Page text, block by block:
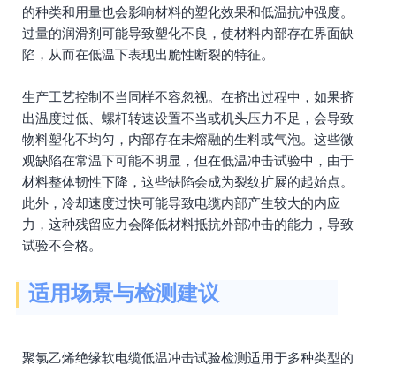
的种类和用量也会影响材料的塑化效果和低温抗冲强度。
过量的润滑剂可能导致塑化不良，使材料内部存在界面缺
陷，从而在低温下表现出脆性断裂的特征。
生产工艺控制不当同样不容忽视。在挤出过程中，如果挤
出温度过低、螺杆转速设置不当或机头压力不足，会导致
物料塑化不均匀，内部存在未熔融的生料或气泡。这些微
观缺陷在常温下可能不明显，但在低温冲击试验中，由于
材料整体韧性下降，这些缺陷会成为裂纹扩展的起始点。
此外，冷却速度过快可能导致电缆内部产生较大的内应
力，这种残留应力会降低材料抵抗外部冲击的能力，导致
试验不合格。
适用场景与检测建议
聚氯乙烯绝缘软电缆低温冲击试验检测适用于多种类型的